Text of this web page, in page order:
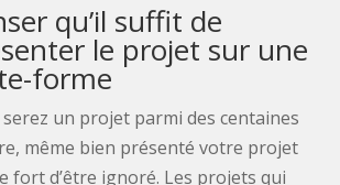
qu’il suffit de
le projet sur une
forme
un projet parmi des centaines
même bien présenté votre projet
fort d’être ignoré. Les projets qui